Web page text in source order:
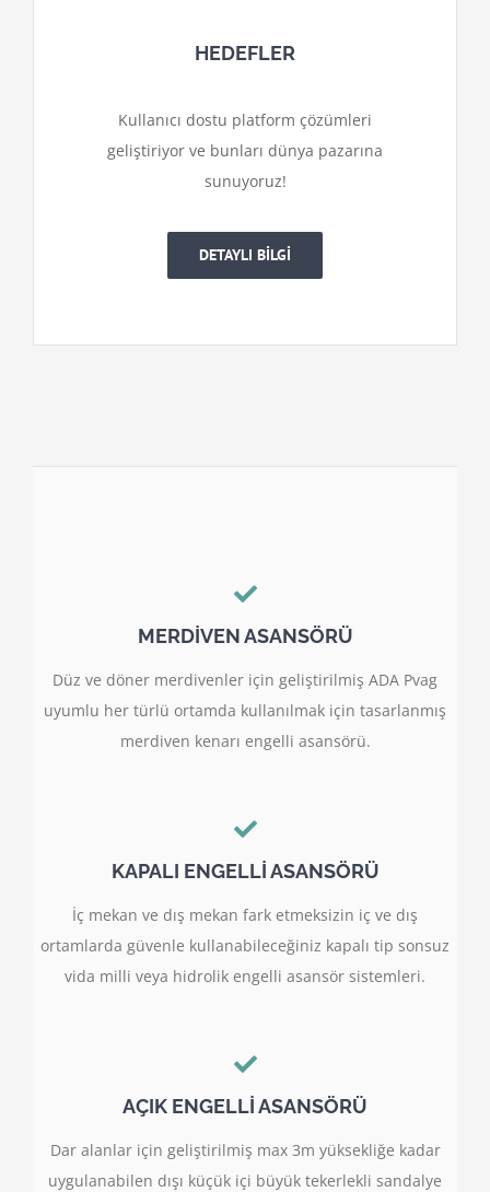
HEDEFLER
Kullanıcı dostu platform çözümleri
geliştiriyor ve bunları dünya pazarına
sunuyoruz!
DETAYLI BİLGİ
MERDİVEN ASANSÖRÜ
Düz ve döner merdivenler için geliştirilmiş ADA Pvag
uyumlu her türlü ortamda kullanılmak için tasarlanmış
merdiven kenarı engelli asansörü.
KAPALI ENGELLİ ASANSÖRÜ
İç mekan ve dış mekan fark etmeksizin iç ve dış
ortamlarda güvenle kullanabileceğiniz kapalı tip sonsuz
vida milli veya hidrolik engelli asansör sistemleri.
AÇIK ENGELLİ ASANSÖRÜ
Dar alanlar için geliştirilmiş max 3m yüksekliğe kadar
uygulanabilen dışı küçük içi büyük tekerlekli sandalye